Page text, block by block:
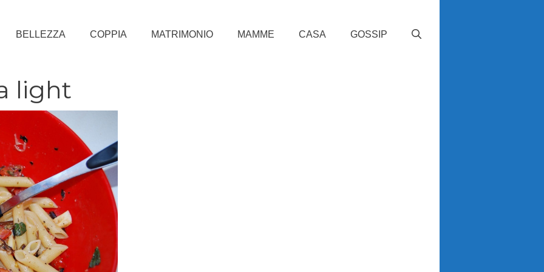
BELLEZZA COPPIA MATRIMONIO MAMME CASA GOSSIP
light